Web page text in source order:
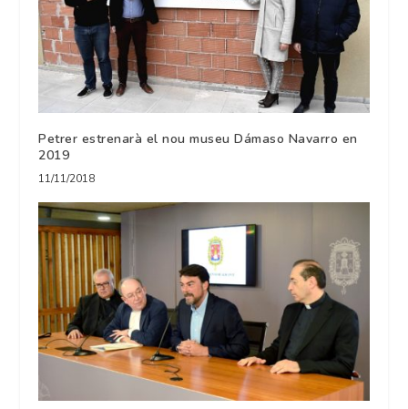
Petrer estrenarà el nou museu Dámaso Navarro en
2019
11/11/2018